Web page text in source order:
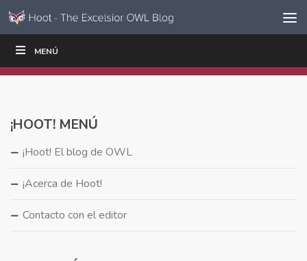
Ir al contenido
navegación
MENÚ
ESCRIBIR
¡HOOT! MENÚ
¡Hoot! El blog de OWL
¡Acerca de Hoot!
Contacto con el editor